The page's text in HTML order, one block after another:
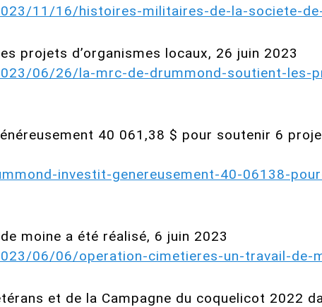
11/16/histoires-militaires-de-la-societe-
projets d’organismes locaux, 26 juin 2023
06/26/la-mrc-de-drummond-soutient-les-
40 061,38 $ pour soutenir 6
investit-genereusement-40-06138-
moine a été réalisé, 6 juin 2023
06/06/operation-cimetieres-un-travail-de-
et de la Campagne du coquelicot 2022